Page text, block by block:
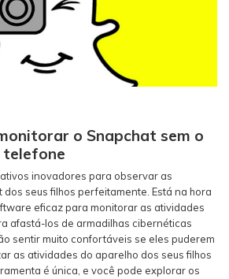
o Snapchat sem o
telefone
inovadores para observar as
seus filhos perfeitamente. Está na hora
eficaz para monitorar as atividades
afastá-los de armadilhas cibernéticas
sentir muito confortáveis se eles puderem
as atividades do aparelho dos seus filhos
é única, e você pode explorar os